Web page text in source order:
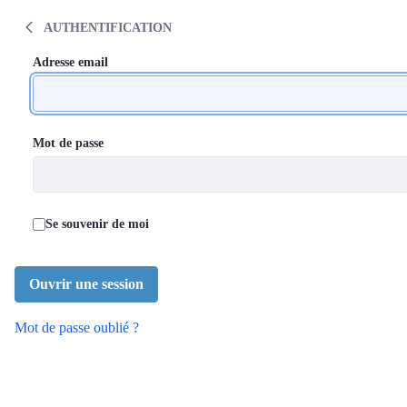
AUTHENTIFICATION
Authentification
Authentification
Adresse email
Mot de passe
Se souvenir de moi
Ouvrir une session
Mot de passe oublié ?